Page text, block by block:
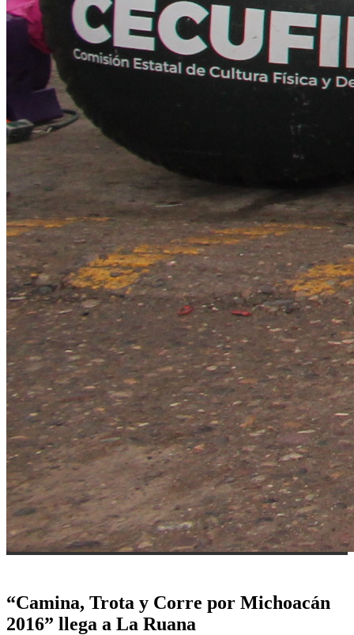
“Camina, Trota y Corre por Michoacán
2016” llega a La Ruana